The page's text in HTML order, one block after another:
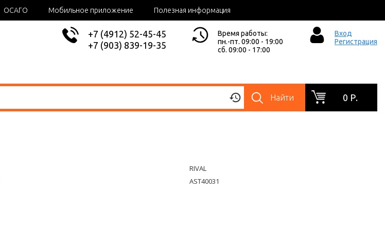
ОСАГО Мобильное приложение Полезная информация
+7 (4912) 52-45-45
+7 (903) 839-19-35
Время работы:
пн.-пт. 09:00 - 19:00
сб. 09:00 - 17:00
Вход
Регистрация
Найти 0 Р.
RIVAL
AST40031